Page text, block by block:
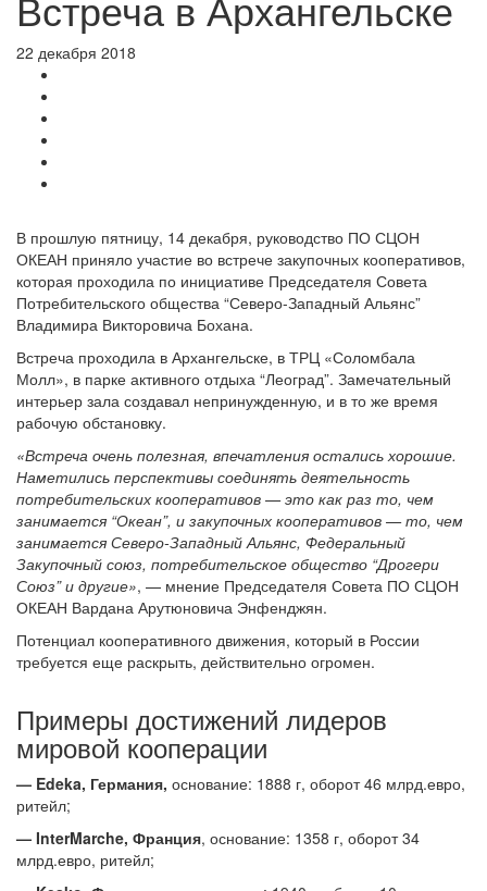
22 декабря 2018
В прошлую пятницу, 14 декабря, руководство ПО СЦОН
ОКЕАН приняло участие во встрече закупочных кооперативов,
которая проходила по инициативе Председателя Совета
Потребительского общества “Северо-Западный Альянс”
Владимира Викторовича Бохана.
Встреча проходила в Архангельске, в ТРЦ «Соломбала
Молл», в парке активного отдыха “Леоград”. Замечательный
интерьер зала создавал непринужденную, и в то же время
рабочую обстановку.
«Встреча очень полезная, впечатления остались хорошие.
Наметились перспективы соединять деятельность
потребительских кооперативов — это как раз то, чем
занимается “Океан”, и закупочных кооперативов — то, чем
занимается Северо-Западный Альянс, Федеральный
Закупочный союз, потребительское общество “Дрогери
Союз” и другие», — мнение Председателя Совета ПО СЦОН
ОКЕАН Вардана Арутюновича Энфенджян.
Потенциал кооперативного движения, который в России
требуется еще раскрыть, действительно огромен.
Примеры достижений лидеров
мировой кооперации
— Edeka, Германия, основание: 1888 г, оборот 46 млрд.евро,
ритейл;
— InterMarche, Франция, основание: 1358 г, оборот 34
млрд.евро, ритейл;